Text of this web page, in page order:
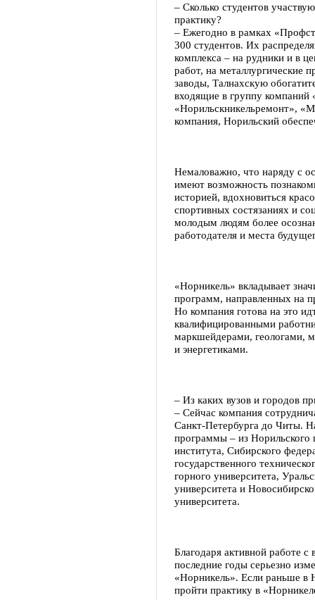
– Сколько студентов
практику?
– Ежегодно в рамках
300 студентов. Их
комплекса – на рудники и в
работ, на металлургические
заводы, Талнахскую
входящие в группу компаний
«Норильскникельремонт»,
компания, Норильский
Немаловажно, что наряду с
имеют возможность
историей, вдохновиться
спортивных состязаниях и
молодым людям более
работодателя и места
«Норникель» вкладывает
программ, направленных на
Но компания готова на это
квалифицированными
маркшейдерами, геологами,
и энергетиками.
– Из каких вузов и городов
– Сейчас компания
Санкт-Петербурга до Читы.
программы – из Норильского
института, Сибирского
государственного
горного университета,
университета и
университета.
Благодаря активной работе
последние годы серьезно
«Норникель». Если раньше в
пройти практику в